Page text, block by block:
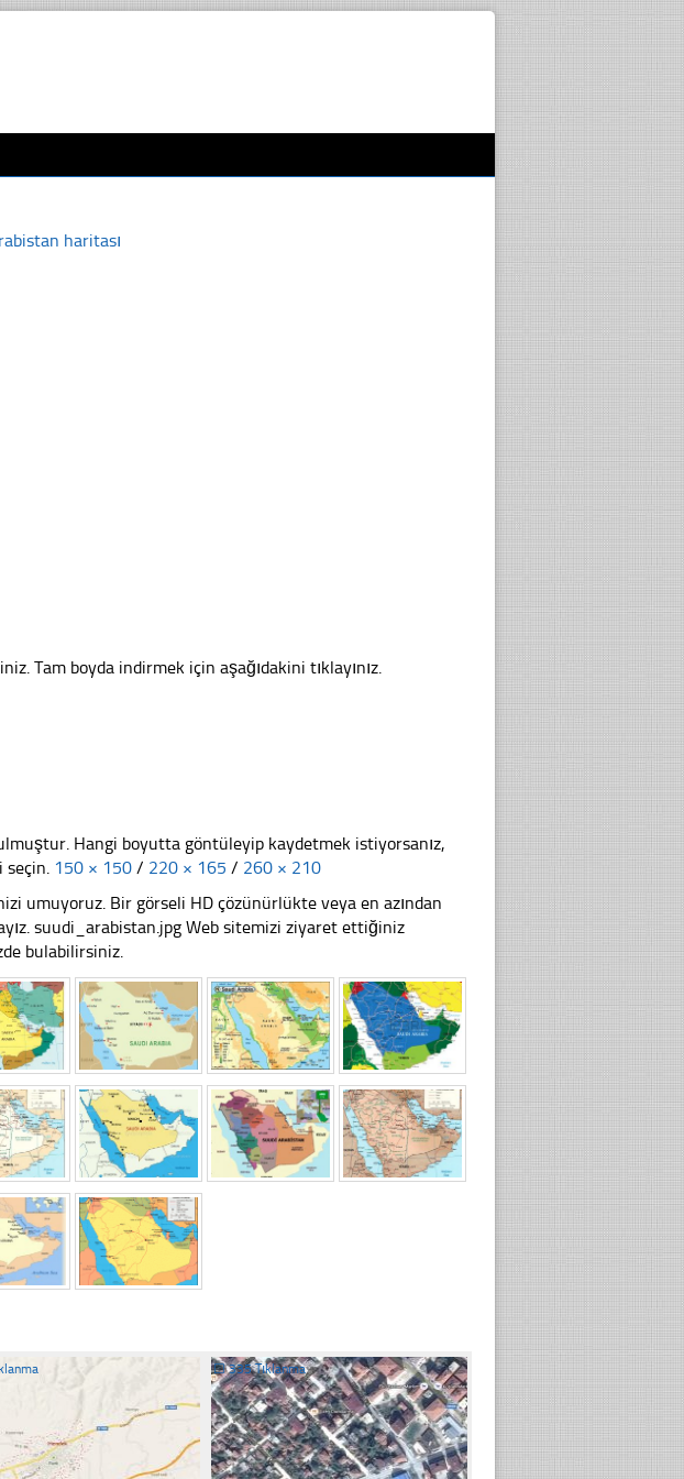
haritası
Tam boyda indirmek için aşağıdakini tıklayınız.
Hangi boyutta göntüleyip kaydetmek istiyorsanız,
seçin. 150 × 150 / 220 × 165 / 260 × 210
umuyoruz. Bir görseli HD çözünürlükte veya en azından
suudi_arabistan.jpg Web sitemizi ziyaret ettiğiniz
bulabilirsiniz.
☐335 Tıklanma